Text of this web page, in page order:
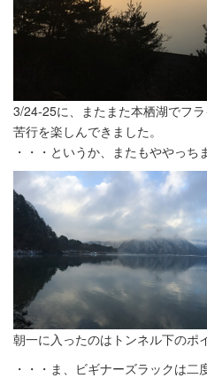
3/24-25に、またまた本栖湖でフ
苦行を楽しんできました。
・・・というか、またもややっち
朝一に入ったのはトンネル下のポ
・・・ま、ビギナーズラックは